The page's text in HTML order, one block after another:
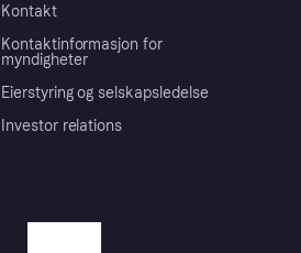
Kontakt
Kontaktinformasjon for
myndigheter
Eierstyring og selskapsledelse
Investor relations